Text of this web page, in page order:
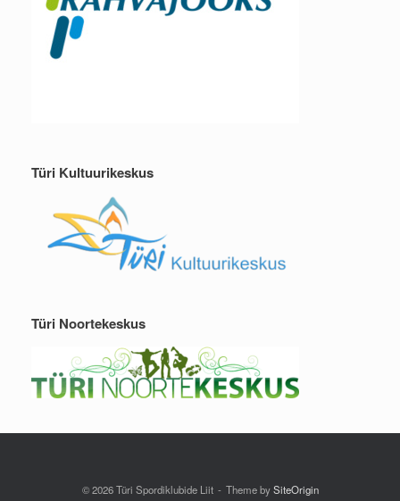
Türi Kultuurikeskus
Türi Noortekeskus
© 2026 Türi Spordiklubide Liit Theme bySiteOrigin